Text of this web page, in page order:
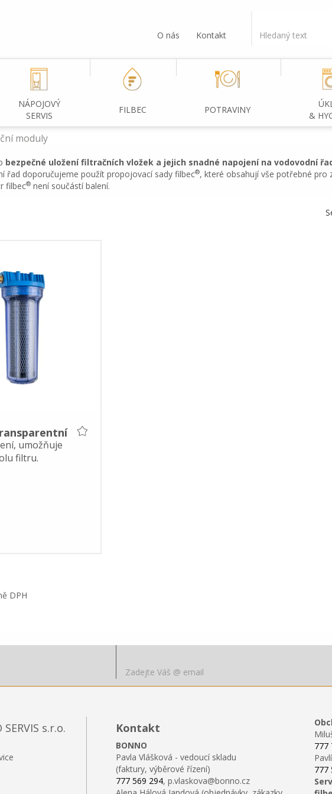
O nás Kontakt
NÁPOJOVÝ
SERVIS
FILBEC POTRAVINY
&
moduly
bezpečné uložení filtračních vložek a jejich snadné napojení na vodovodní
řad doporučujeme použít propojovací sady filbec®, které obsahují vše potřebné pro
filbec® není součástí balení.
umožňuje
filtru.
DPH
s.r.o. Kontakt
BONNO
Pavla Vlášková - vedoucí skladu
(faktury, výběrové řízení)
777 569 294, p.vlaskova@bonno.cz
777
777